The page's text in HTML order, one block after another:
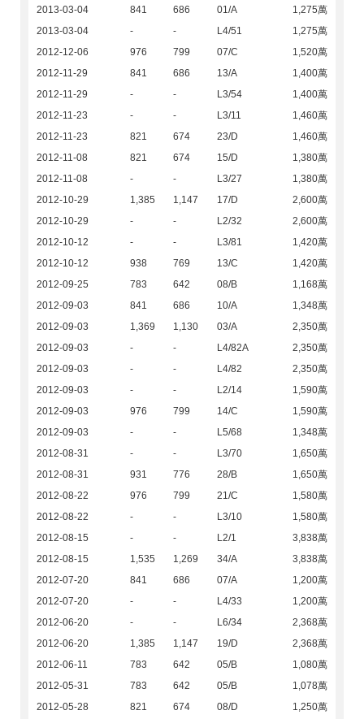
2013-03-04
841 686 01/A
1,275萬
2013-03-04
- - L4/51
1,275萬
2012-12-06
976 799 07/C
1,520萬
2012-11-29
841 686 13/A
1,400萬
2012-11-29
- - L3/54
1,400萬
2012-11-23
- - L3/11
1,460萬
2012-11-23
821 674 23/D
1,460萬
2012-11-08
821 674 15/D
1,380萬
2012-11-08
- - L3/27
1,380萬
2012-10-29
1,385 1,147 17/D
2,600萬
2012-10-29
- - L2/32
2,600萬
2012-10-12
- - L3/81
1,420萬
2012-10-12
938 769 13/C
1,420萬
2012-09-25
783 642 08/B
1,168萬
2012-09-03
841 686 10/A
1,348萬
2012-09-03
1,369 1,130 03/A
2,350萬
2012-09-03
- - L4/82A
2,350萬
2012-09-03
- - L4/82
2,350萬
2012-09-03
- - L2/14
1,590萬
2012-09-03
976 799 14/C
1,590萬
2012-09-03
- - L5/68
1,348萬
2012-08-31
- - L3/70
1,650萬
2012-08-31
931 776 28/B
1,650萬
2012-08-22
976 799 21/C
1,580萬
2012-08-22
- - L3/10
1,580萬
2012-08-15
- - L2/1
3,838萬
2012-08-15
1,535 1,269 34/A
3,838萬
2012-07-20
841 686 07/A
1,200萬
2012-07-20
- - L4/33
1,200萬
2012-06-20
- - L6/34
2,368萬
2012-06-20
1,385 1,147 19/D
2,368萬
2012-06-11
783 642 05/B
1,080萬
2012-05-31
783 642 05/B
1,078萬
2012-05-28
821 674 08/D 1,250萬